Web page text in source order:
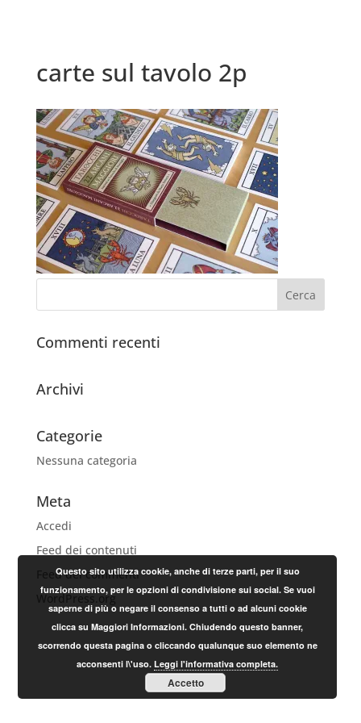
carte sul tavolo 2p
Commenti recenti
Archivi
Categorie
Nessuna categoria
Meta
Accedi
Feed dei contenuti
Feed dei commenti
WordPress.org
Questo sito utilizza cookie, anche di terze parti, per il suo
funzionamento, per le opzioni di condivisione sui social. Se vuoi
saperne di più o negare il consenso a tutti o ad alcuni cookie
clicca su Maggiori Informazioni. Chiudendo questo banner,
scorrendo questa pagina o cliccando qualunque suo elemento ne
acconsenti l\'uso.Leggi l'informativa completa.
Accetto